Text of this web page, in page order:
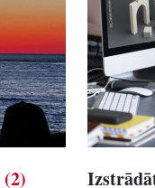
(2)